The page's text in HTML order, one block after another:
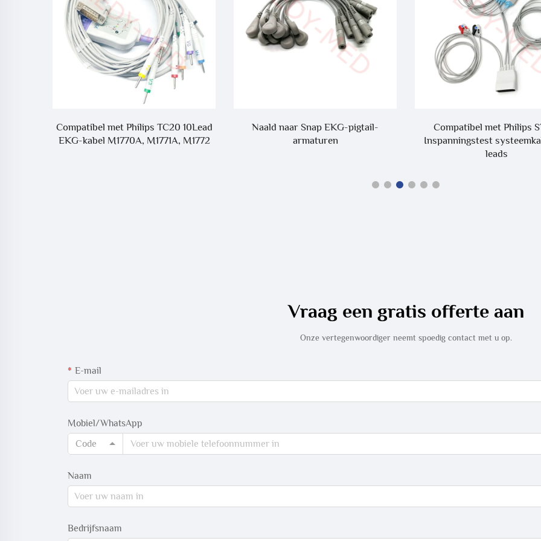
Naald naar Snap EKG-pigtail-
armaturen
Compatibel met Philips ST80i
Inspanningstest systeemkabel 10-
Compatibel met Edan iM8,
adapterkabel
Vraag een gratis offerte aan
Onze vertegenwoordiger neemt spoedig contact met u op.
E-mail
Mobiel/WhatsApp
Code
Naam
Bedrijfsnaam